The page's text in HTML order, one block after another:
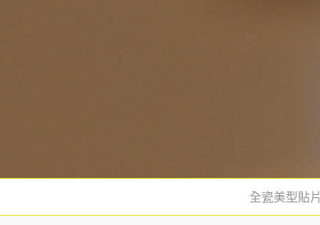
全瓷美型貼